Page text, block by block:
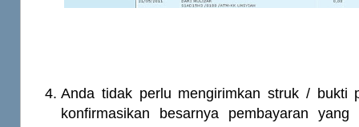
Anda tidak perlu mengirimkan struk / bukti
konfirmasikan besarnya pembayaran